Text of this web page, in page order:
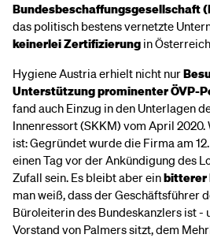
Bundesbeschaffungsgesellschaft
das politisch bestens vernetzte
keinerlei Zertifizierung in
Hygiene Austria erhielt nicht nur
Unterstützung prominenter ÖVP-
fand auch Einzug in den Unterlagen
Innenressort (SKKM) vom April
ist: Gegründet wurde die Firma am
einen Tag vor der Ankündigung des
Zufall sein. Es bleibt aber einbitterer
man weiß, dass der Geschäftsführer
Büroleiterin des Bundeskanzlers ist -
Vorstand von Palmers sitzt, dem